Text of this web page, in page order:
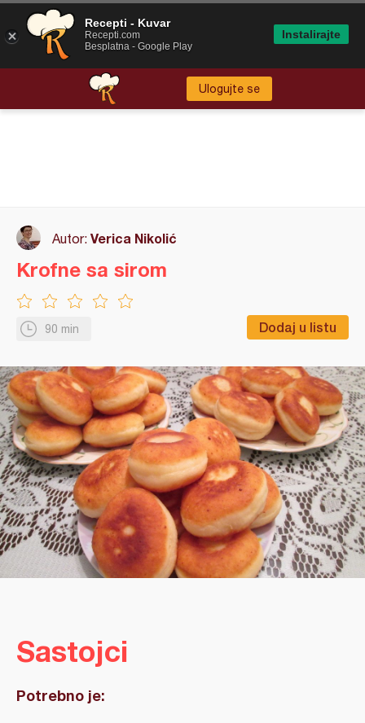
Ulogujte se
Autor: Verica Nikolić
90 min Dodaj u listu
Krofne sa sirom
Sastojci
Potrebno je:
Recepti - Kuvar
Recepti.com
Besplatna - Google Play
Instalirajte